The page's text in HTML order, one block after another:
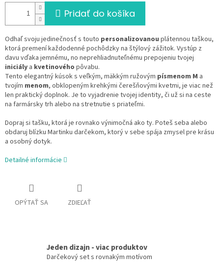
Pridať do košíka
Odhaľ svoju jedinečnosť s touto personalizovanou plátennou taškou,
ktorá premení každodenné pochôdzky na štýlový zážitok. Vystúp z
davu vďaka jemnému, no neprehliadnuteľnému prepojeniu tvojej
iniciály a kvetinového pôvabu.
Tento elegantný kúsok s veľkým, mäkkým ružovým písmenom M a
tvojím menom, obklopeným krehkými čerešňovými kvetmi, je viac než
len praktický doplnok. Je to vyjadrenie tvojej identity, či už si na ceste
na farmársky trh alebo na stretnutie s priateľmi.
Dopraj si tašku, ktorá je rovnako výnimočná ako ty. Poteš seba alebo
obdaruj blízku Martinku darčekom, ktorý v sebe spája zmysel pre krásu
a osobný dotyk.
Detailné informácie
OPÝTAŤ SA ZDIEĽAŤ
Jeden dizajn - viac produktov
Darčekový set s rovnakým motívom